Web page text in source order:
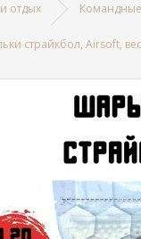
отдых
страйкбол, Airsoft,